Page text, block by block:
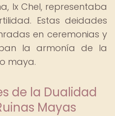
Ix Chel, representaba
Estas deidades
en ceremonias y
la armonía de la
maya.
de la Dualidad
Mayas